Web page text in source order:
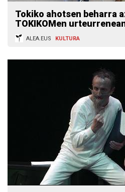
Tokiko ahotsen beharra
TOKIKOMen
ALEA.EUS KULTURA